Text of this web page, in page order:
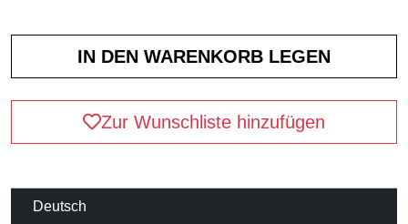
Zur Wunschliste hinzufügen
Deutsch